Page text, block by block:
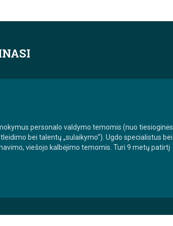
personalo valdymo temomis (nuo tiesioginės
bei talentų „sulaikymo“). Ugdo specialistus bei
viešojo kalbėjimo temomis. Turi 9 metų patirtį